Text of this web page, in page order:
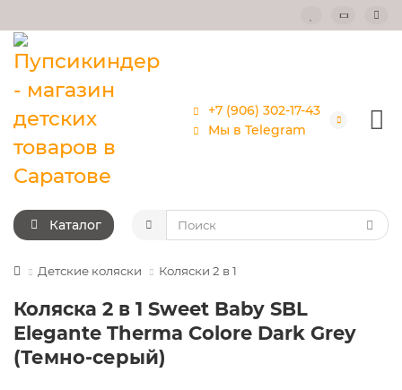
+7 (906) 302-17-43
Мы в Telegram
Каталог
Детские коляски Коляски 2 в 1
Коляска 2 в 1 Sweet Baby SBL
Elegante Therma Colore Dark Grey
(Темно-серый)